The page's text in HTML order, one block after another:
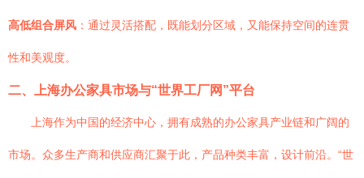
高低组合屏风 ：通过灵活搭配，既能划分区域，又能保持空间的连贯
性和美观度。
二、上海办公家具市场与“世界工厂网”平台
上海作为中国的经济中心，拥有成熟的办公家具产业链和广阔的
市场。众多生产商和供应商汇聚于此，产品种类丰富，设计前沿。“世